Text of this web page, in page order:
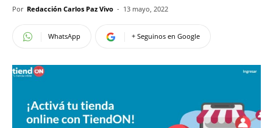
Por Redacción Carlos Paz Vivo - 13 mayo, 2022
WhatsApp + Seguinos en Google